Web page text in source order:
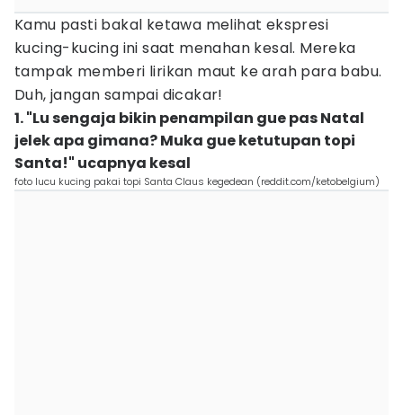
Kamu pasti bakal ketawa melihat ekspresi
kucing-kucing ini saat menahan kesal. Mereka
tampak memberi lirikan maut ke arah para babu.
Duh, jangan sampai dicakar!
1. "Lu sengaja bikin penampilan gue pas Natal
jelek apa gimana? Muka gue ketutupan topi
Santa!" ucapnya kesal
foto lucu kucing pakai topi Santa Claus kegedean (reddit.com/ketobelgium)